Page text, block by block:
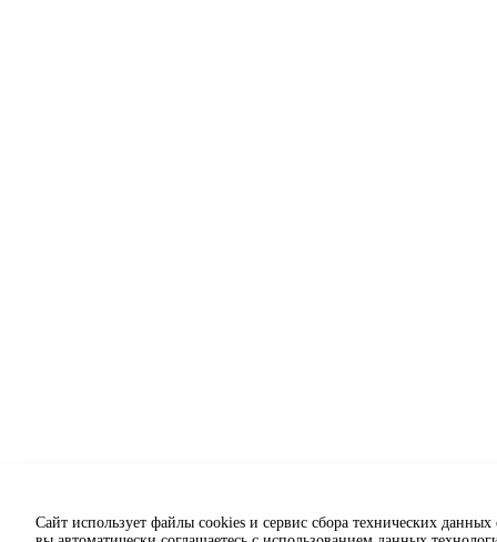
Сайт использует файлы cookies и сервис сбора технических